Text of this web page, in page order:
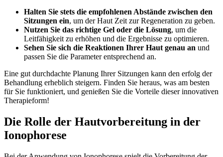
Halten Sie ⁣stets die ‍empfohlenen Abstände zwischen den
Sitzungen ⁣ein, um der Haut Zeit zur Regeneration zu geben.
Nutzen Sie das‌ richtige​ Gel oder die ⁤Lösung, ⁣um⁢ die
Leitfähigkeit zu erhöhen und ⁢die Ergebnisse zu optimieren.
Sehen Sie⁢ sich⁢ die Reaktionen Ihrer Haut genau an ⁣und
passen Sie die Parameter entsprechend an.
Eine ‌gut ‍durchdachte Planung ⁤Ihrer Sitzungen kann den erfolg der⁤
Behandlung erheblich steigern. Finden⁤ Sie heraus, was‌ am besten
für Sie funktioniert, und genießen Sie die Vorteile dieser ​innovativen
Therapieform!
Die Rolle der Hautvorbereitung in der
‍Ionophorese